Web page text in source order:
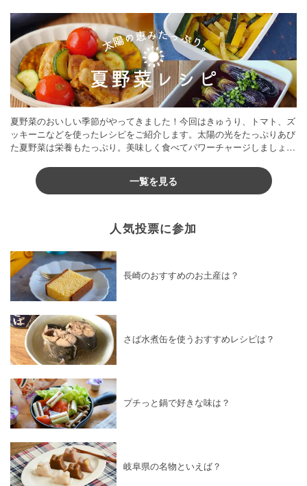
夏野菜のおいしい季節がやってきました！今回はきゅうり、トマト、ズ
ッキーニなどを使ったレシピをご紹介します。太陽の光をたっぷりあび
た夏野菜は栄養もたっぷり。美味しく食べてパワーチャージしましょう
一覧を見る
人気投票に参加
長崎のおすすめのお土産は？
さば水煮缶を使うおすすめレシピは？
プチっと鍋で好きな味は？
岐阜県の名物といえば？